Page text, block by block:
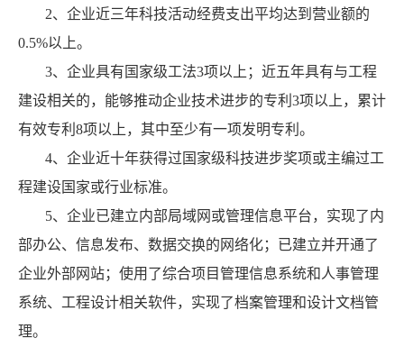
2、企业近三年科技活动经费支出平均达到营业额的
0.5%以上。
3、企业具有国家级工法3项以上；近五年具有与工程
建设相关的，能够推动企业技术进步的专利3项以上，累计
有效专利8项以上，其中至少有一项发明专利。
4、企业近十年获得过国家级科技进步奖项或主编过工
程建设国家或行业标准。
5、企业已建立内部局域网或管理信息平台，实现了内
部办公、信息发布、数据交换的网络化；已建立并开通了
企业外部网站；使用了综合项目管理信息系统和人事管理
系统、工程设计相关软件，实现了档案管理和设计文档管
理。